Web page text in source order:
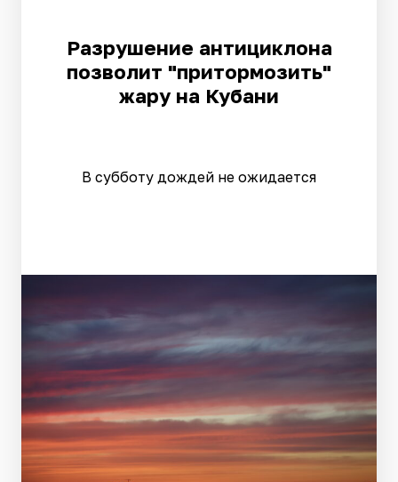
Разрушение антициклона
позволит "притормозить"
жару на Кубани
В субботу дождей не ожидается